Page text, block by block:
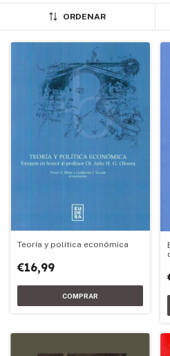
ORDENAR
Teoría y política económica
€16,99